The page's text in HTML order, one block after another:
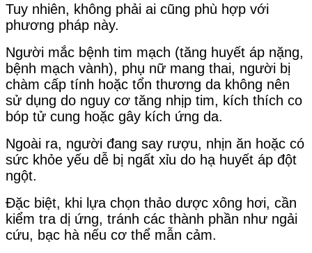
Tuy nhiên, không phải ai cũng phù hợp với
phương pháp này.
Người mắc bệnh tim mạch (tăng huyết áp nặng,
bệnh mạch vành), phụ nữ mang thai, người bị
chàm cấp tính hoặc tổn thương da không nên
sử dụng do nguy cơ tăng nhịp tim, kích thích co
bóp tử cung hoặc gây kích ứng da.
Ngoài ra, người đang say rượu, nhịn ăn hoặc có
sức khỏe yếu dễ bị ngất xỉu do hạ huyết áp đột
ngột.
Đặc biệt, khi lựa chọn thảo dược xông hơi, cần
kiểm tra dị ứng, tránh các thành phần như ngải
cứu, bạc hà nếu cơ thể mẫn cảm.